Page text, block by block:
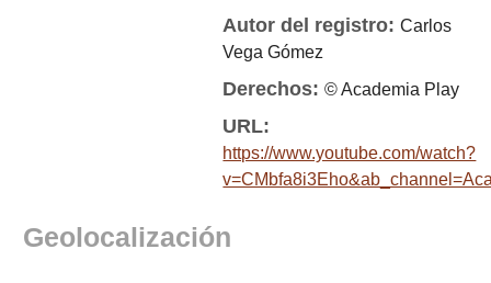
Autor del registro:Carlos
Vega Gómez
Derechos:© Academia Play
URL:
https://www.youtube.com/watch?
Geolocalización